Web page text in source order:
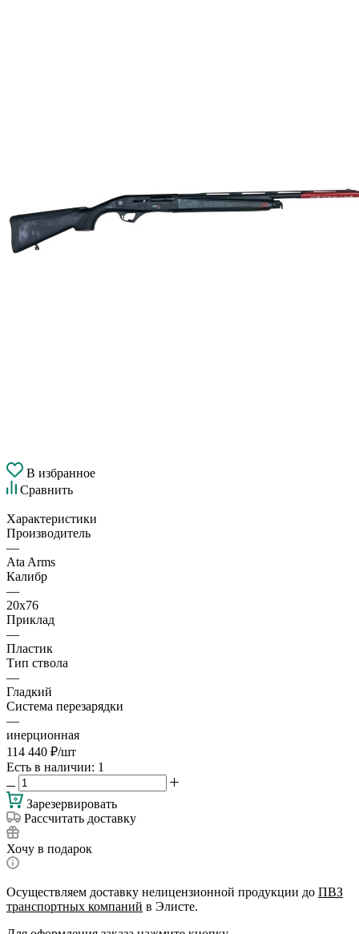
В избранное
Сравнить
Характеристики
Производитель
—
Ata Arms
Калибр
—
20х76
Приклад
—
Пластик
Тип ствола
—
Гладкий
Система перезарядки
—
инерционная
114 440 ₽/шт
Есть в наличии: 1
Зарезервировать
Рассчитать доставку
Хочу в подарок
Осуществляем доставку нелицензионной продукции до ПВЗ
транспортных компаний в Элисте.